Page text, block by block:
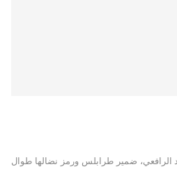
الرافعي، ضمير طرابلس ورمز نضالها طوال